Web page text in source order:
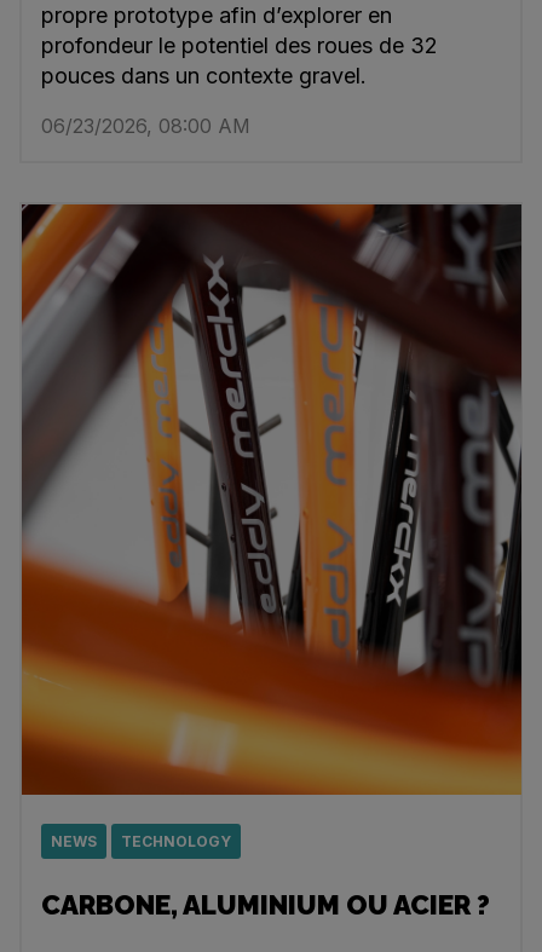
propre prototype afin d’explorer en
profondeur le potentiel des roues de 32
pouces dans un contexte gravel.
06/23/2026, 08:00 AM
NEWS TECHNOLOGY
CARBONE, ALUMINIUM OU ACIER ?